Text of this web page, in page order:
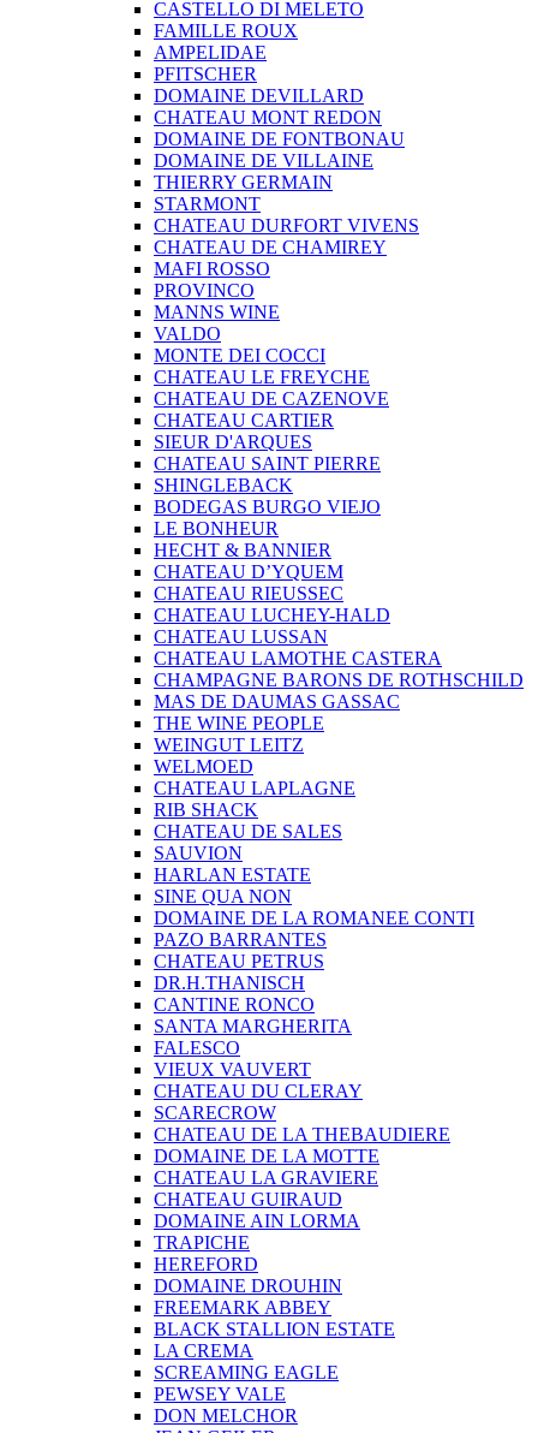
CASTELLO DI MELETO
FAMILLE ROUX
AMPELIDAE
PFITSCHER
DOMAINE DEVILLARD
CHATEAU MONT REDON
DOMAINE DE FONTBONAU
DOMAINE DE VILLAINE
THIERRY GERMAIN
STARMONT
CHATEAU DURFORT VIVENS
CHATEAU DE CHAMIREY
MAFI ROSSO
PROVINCO
MANNS WINE
VALDO
MONTE DEI COCCI
CHATEAU LE FREYCHE
CHATEAU DE CAZENOVE
CHATEAU CARTIER
SIEUR D'ARQUES
CHATEAU SAINT PIERRE
SHINGLEBACK
BODEGAS BURGO VIEJO
LE BONHEUR
HECHT & BANNIER
CHATEAU D’YQUEM
CHATEAU RIEUSSEC
CHATEAU LUCHEY-HALD
CHATEAU LUSSAN
CHATEAU LAMOTHE CASTERA
CHAMPAGNE BARONS DE ROTHSCHILD
MAS DE DAUMAS GASSAC
THE WINE PEOPLE
WEINGUT LEITZ
WELMOED
CHATEAU LAPLAGNE
RIB SHACK
CHATEAU DE SALES
SAUVION
HARLAN ESTATE
SINE QUA NON
DOMAINE DE LA ROMANEE CONTI
PAZO BARRANTES
CHATEAU PETRUS
DR.H.THANISCH
CANTINE RONCO
SANTA MARGHERITA
FALESCO
VIEUX VAUVERT
CHATEAU DU CLERAY
SCARECROW
CHATEAU DE LA THEBAUDIERE
DOMAINE DE LA MOTTE
CHATEAU LA GRAVIERE
CHATEAU GUIRAUD
DOMAINE AIN LORMA
TRAPICHE
HEREFORD
DOMAINE DROUHIN
FREEMARK ABBEY
BLACK STALLION ESTATE
LA CREMA
SCREAMING EAGLE
PEWSEY VALE
DON MELCHOR